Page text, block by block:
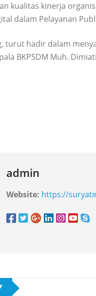
kualitas kinerja
dalam Pelayanan
turut hadir dalam
BKPSDM Muh.
admin
Website: https://